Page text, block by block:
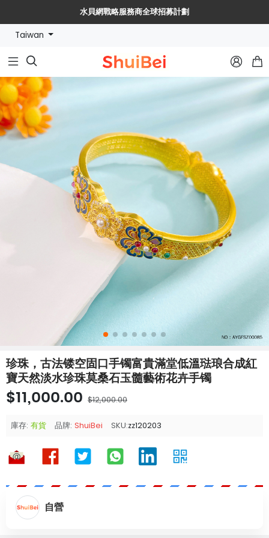
水貝網戰略服務商全球招募計劃
🔥【水貝幣$SHUIBEI】黃金珠寶【穩定幣+RWA】新紀元🔥
Taiwan
  
珍珠，古法镂空固口手镯富貴滿堂低溫琺琅合成紅
寶天然淡水珍珠莫桑石玉髓藝術花卉手镯
$11,000.00 $12,000.00
庫存: 有貨 品牌: ShuiBei SKU:zz120203
自營